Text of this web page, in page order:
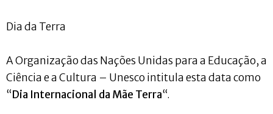
Dia da Terra
A Organização das Nações Unidas para a Educação, a
Ciência e a Cultura – Unesco intitula esta data como
“Dia Internacional da Mãe Terra“.